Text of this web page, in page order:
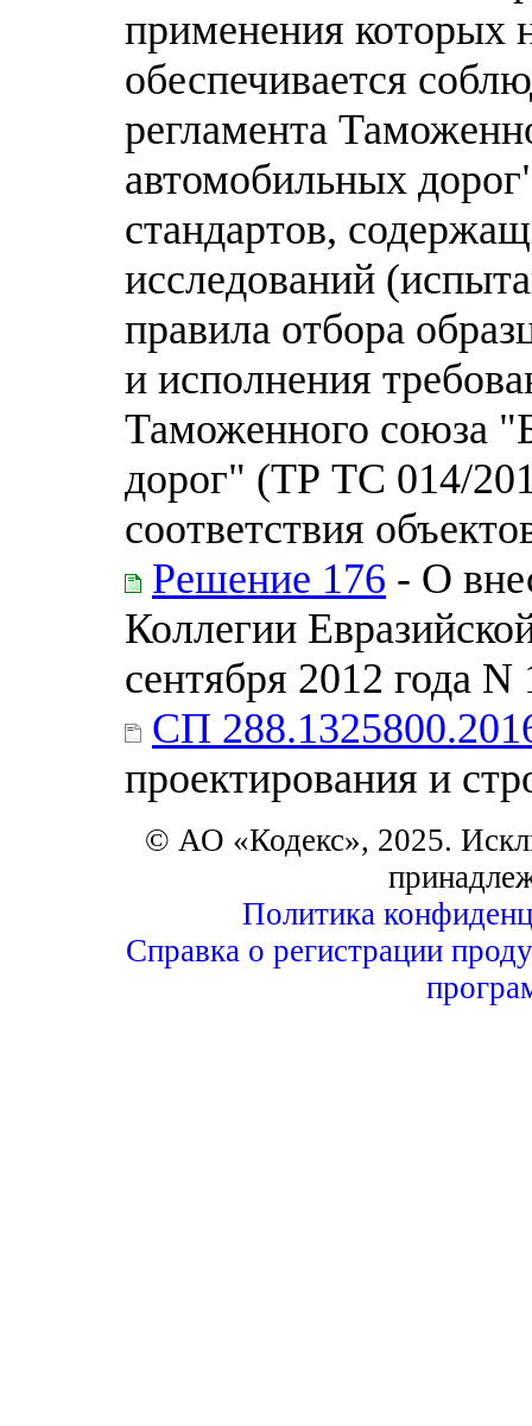
применения которых
обеспечивается
регламента
автомобильных
стандартов,
исследований
правила отбора
и исполнения
Таможенного союза
дорог" (ТР ТС 014/
соответствия
Решение 176 - О
Коллегии
сентября 2012 года N
СП
проектирования и
© АО «Кодекс», 2025.
Политика
Справка о регистрации